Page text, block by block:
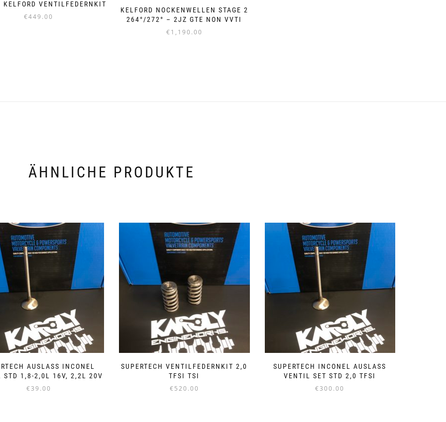
KELFORD VENTILFEDERNKIT
€449.00
KELFORD NOCKENWELLEN STAGE 2
264°/272° – 2JZ GTE NON VVTI
€1,190.00
ÄHNLICHE PRODUKTE
AUSLASS INCONEL
STD 1,8-2,0L 16V, 2,2L 20V
€39.00
SUPERTECH VENTILFEDERNKIT 2,0
TFSI TSI
€520.00
SUPERTECH INCONEL AUSLASS
VENTIL SET STD 2,0 TFSI
€300.00